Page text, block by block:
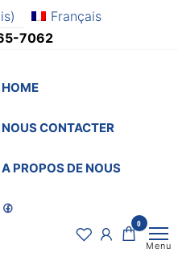
)
Français
7062
HOME
NOUS CONTACTER
A PROPOS DE NOUS
0
Menu